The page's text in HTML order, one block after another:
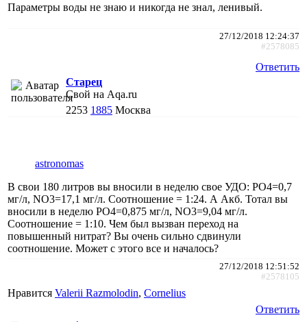
Параметры воды не знаю и никогда не знал, ленивый.
27/12/2018 12:24:37
#2578085
Ответить
Старец
Свой на Aqa.ru
2253 1885 Москва
astronomas
В свои 180 литров вы вносили в неделю свое УДО: PO4=0,7
мг/л, NO3=17,1 мг/л. Соотношение = 1:24. А Акб. Тотал вы
вносили в неделю PO4=0,875 мг/л, NO3=9,04 мг/л.
Соотношение = 1:10. Чем был вызван переход на
повышенный нитрат? Вы очень сильно сдвинули
соотношение. Может с этого все и началось?
27/12/2018 12:51:52
#2578105
Нравится Valerii Razmolodin, Cornelius
Ответить